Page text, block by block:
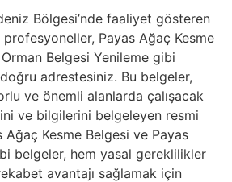
Bölgesi’nde faaliyet gösteren
Payas Ağaç Kesme
Belgesi Yenileme gibi
adrestesiniz. Bu belgeler,
ve önemli alanlarda çalışacak
ve bilgilerini belgeleyen resmi
Ağaç Kesme Belgesi ve Payas
belgeler, hem yasal gereklilikler
avantajı sağlamak için